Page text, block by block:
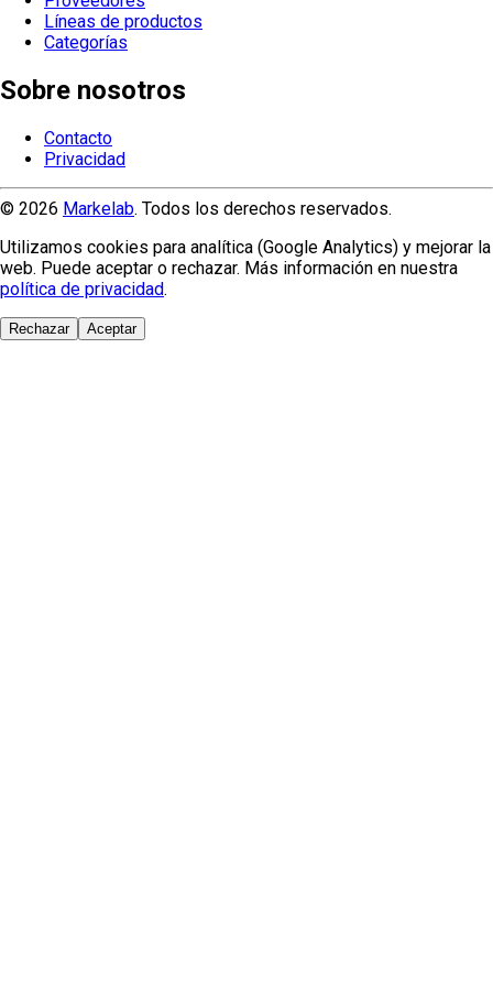
Líneas de productos
Categorías
Sobre nosotros
Contacto
Privacidad
© 2026 Markelab. Todos los derechos reservados.
Utilizamos cookies para analítica (Google Analytics) y mejorar la
web. Puede aceptar o rechazar. Más información en nuestra
política de privacidad.
Rechazar Aceptar